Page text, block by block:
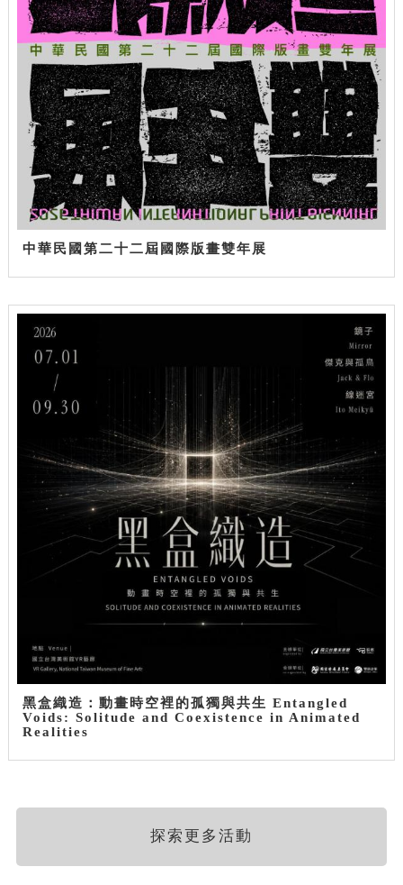
中華民國第二十二屆國際版畫雙年展
黑盒織造：動畫時空裡的孤獨與共生 Entangled
Voids: Solitude and Coexistence in Animated
Realities
探索更多活動